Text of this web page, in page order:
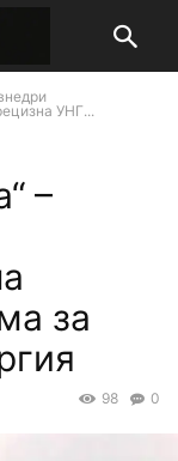
УНГ...
–
за
0
98